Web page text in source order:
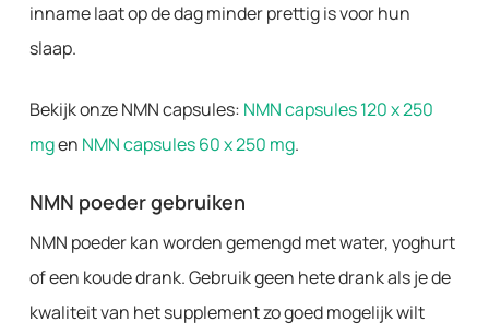
inname laat op de dag minder prettig is voor hun
slaap.
Bekijk onze NMN capsules: NMN capsules 120 x 250
mgen NMN capsules 60 x 250 mg.
NMN poeder gebruiken
NMN poeder kan worden gemengd met water, yoghurt
of een koude drank. Gebruik geen hete drank als je de
kwaliteit van het supplement zo goed mogelijk wilt